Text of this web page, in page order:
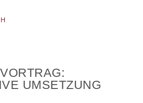
UMSETZUNG